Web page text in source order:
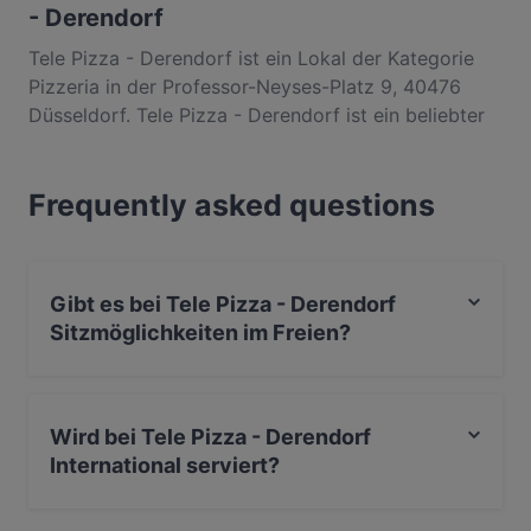
- Derendorf
Tele Pizza - Derendorf ist ein Lokal der Kategorie
Pizzeria in der Professor-Neyses-Platz 9, 40476
Düsseldorf. Tele Pizza - Derendorf ist ein beliebter
kompletten Feinschmeckererlebnis bist, entdecke
die Gerichte im Tele Pizza - Derendorf und erlebe
Frequently asked questions
Gibt es bei Tele Pizza - Derendorf
Sitzmöglichkeiten im Freien?
Wird bei Tele Pizza - Derendorf
International serviert?